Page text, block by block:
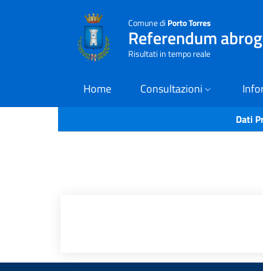
Comune di Porto Torres
Referendum
Risultati in tempo reale
Home Consultazioni
Dati